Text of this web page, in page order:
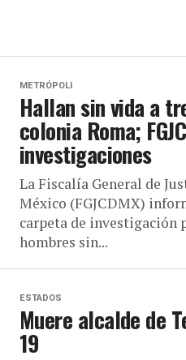
METRÓPOLI
Hallan sin vida a
colonia Roma;
investigaciones
La Fiscalía General de
México (FGJCDMX)
carpeta de investigación
hombres sin...
ESTADOS
Muere alcalde de
19